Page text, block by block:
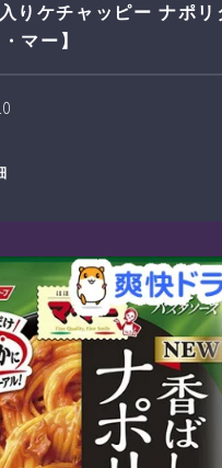
りケチャッピー ナポリ
マー】